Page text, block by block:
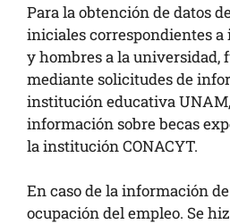
Para la obtención de datos
iniciales correspondientes a
y hombres a la universidad,
mediante solicitudes de
institución educativa
información sobre becas
la institución CONACYT.
En caso de la información
ocupación del empleo. Se